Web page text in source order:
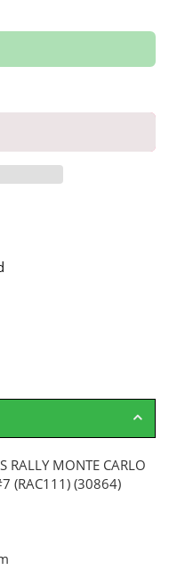
RALLY MONTE CARLO
(RAC111) (30864)